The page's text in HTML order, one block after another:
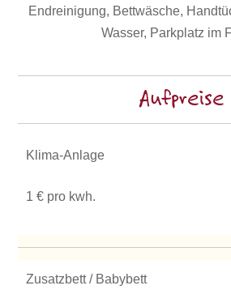
Endreinigung, Bettwäsche,
Wasser, Parkplatz im
Aufpreise
Klima-Anlage
1 € pro kwh.
Zusatzbett / Babybett